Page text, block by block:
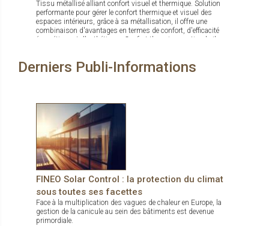
Tissu métallisé alliant confort visuel et thermique. Solution
performante pour gérer le confort thermique et visuel des
espaces intérieurs, grâce à sa métallisation, il offre une
combinaison d'avantages en termes de confort, d'efficacité
énergétique et d'esthétique : Confort thermique optimal : il
occupants des effets gênants de la lumière tout en maintenant
confort et design à la perfection. Il ne reste plus qu’à choisir
parmi les 5 coloris disponibles en grande largeur de 285 cm !
Derniers Publi-Informations
FINEO Solar Control : la protection du climat
sous toutes ses facettes
Face à la multiplication des vagues de chaleur en Europe, la
gestion de la canicule au sein des bâtiments est devenue
primordiale.